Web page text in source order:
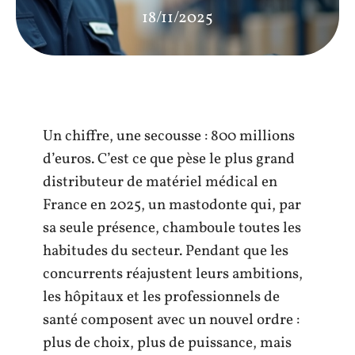
18/11/2025
Un chiffre, une secousse : 800 millions
d’euros. C’est ce que pèse le plus grand
distributeur de matériel médical en
France en 2025, un mastodonte qui, par
sa seule présence, chamboule toutes les
habitudes du secteur. Pendant que les
concurrents réajustent leurs ambitions,
les hôpitaux et les professionnels de
santé composent avec un nouvel ordre :
plus de choix, plus de puissance, mais